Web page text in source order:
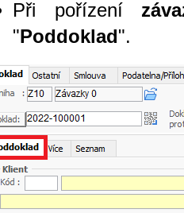
Při pořízení
"Poddoklad".